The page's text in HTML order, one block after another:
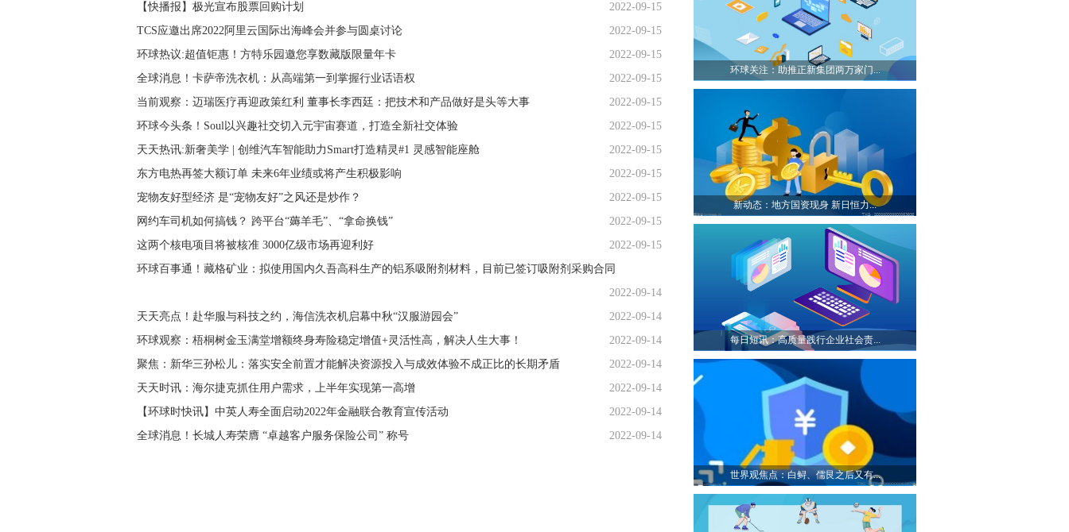
【快播报】极光宣布股票回购计划
2022-09-15
TCS应邀出席2022阿里云国际出海峰会并参与圆桌讨论
2022-09-15
环球热议:超值钜惠！方特乐园邀您享数藏版限量年卡
2022-09-15
全球消息！卡萨帝洗衣机：从高端第一到掌握行业话语权
2022-09-15
当前观察：迈瑞医疗再迎政策红利 董事长李西廷：把技术和产品做好是头等大事
2022-09-15
环球今头条！Soul以兴趣社交切入元宇宙赛道，打造全新社交体验
2022-09-15
天天热讯:新奢美学 | 创维汽车智能助力Smart打造精灵#1 灵感智能座舱
2022-09-15
东方电热再签大额订单 未来6年业绩或将产生积极影响
2022-09-15
宠物友好型经济 是“宠物友好”之风还是炒作？
2022-09-15
网约车司机如何搞钱？ 跨平台“薅羊毛”、“拿命换钱”
2022-09-15
这两个核电项目将被核准 3000亿级市场再迎利好
2022-09-15
环球百事通！藏格矿业：拟使用国内久吾高科生产的铝系吸附剂材料，目前已签订吸附剂采购合同
2022-09-14
天天亮点！赴华服与科技之约，海信洗衣机启幕中秋“汉服游园会”
2022-09-14
环球观察：梧桐树金玉满堂增额终身寿险稳定增值+灵活性高，解决人生大事！
2022-09-14
聚焦：新华三孙松儿：落实安全前置才能解决资源投入与成效体验不成正比的长期矛盾
2022-09-14
天天时讯：海尔捷克抓住用户需求，上半年实现第一高增
2022-09-14
【环球时快讯】中英人寿全面启动2022年金融联合教育宣传活动
2022-09-14
全球消息！长城人寿荣膺 “卓越客户服务保险公司” 称号
2022-09-14
环球关注：助推正新集团两万家门...
新动态：地方国资现身 新日恒力...
每日短讯：高质量践行企业社会责...
世界观焦点：白鲟、儒艮之后又有...